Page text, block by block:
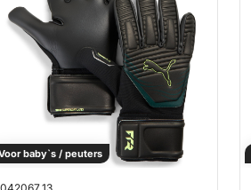
baby`s / peuters